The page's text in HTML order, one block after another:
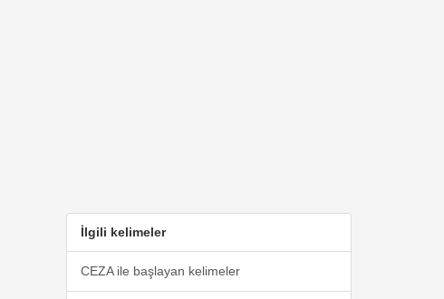
İlgili kelimeler
CEZA ile başlayan kelimeler